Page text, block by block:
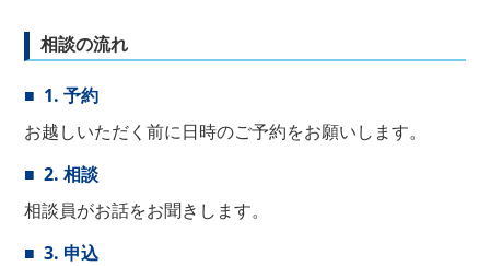
相談の流れ
1. 予約
お越しいただく前に日時のご予約をお願いします。
2. 相談
相談員がお話をお聞きします。
3. 申込